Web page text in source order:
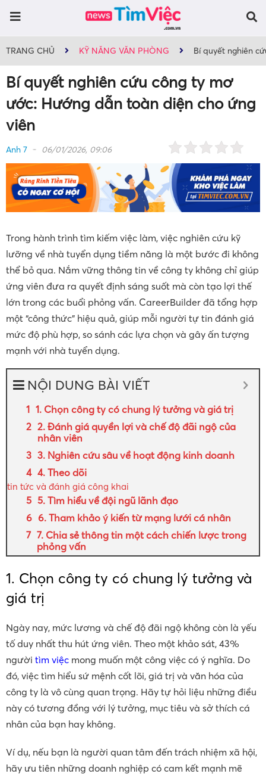
TRANG CHỦ KỸ NĂNG VĂN PHÒNG Bí quyết nghiên
Bí quyết nghiên cứu công ty mơ
ước: Hướng dẫn toàn diện cho ứng
viên
Anh 7 06/01/2026, 09:06
Trong hành trình tìm kiếm việc làm, việc nghiên cứu kỹ
lưỡng về nhà tuyển dụng tiềm năng là một bước đi không
thể bỏ qua. Nắm vững thông tin về công ty không chỉ giúp
ứng viên đưa ra quyết định sáng suốt mà còn tạo lợi thế
lớn trong các buổi phỏng vấn. CareerBuilder đã tổng hợp
một “công thức” hiệu quả, giúp mỗi người tự tin đánh giá
mức độ phù hợp, so sánh các lựa chọn và gây ấn tượng
mạnh với nhà tuyển dụng.
NỘI DUNG BÀI VIẾT
1. Chọn công ty có chung lý tưởng và giá trị
2. Đánh giá quyền lợi và chế độ đãi ngộ của
nhân viên
3. Nghiên cứu sâu về hoạt động kinh doanh
4. Theo dõi
tin tức và đánh giá công khai
5. Tìm hiểu về đội ngũ lãnh đạo
6. Tham khảo ý kiến từ mạng lưới cá nhân
7. Chia sẻ thông tin một cách chiến lược trong
phỏng vấn
1. Chọn công ty có chung lý tưởng và
giá trị
Ngày nay, mức lương và chế độ đãi ngộ không còn là yếu
tố duy nhất thu hút ứng viên. Theo một khảo sát, 43%
người tìm việc mong muốn một công việc có ý nghĩa. Do
đó, việc tìm hiểu sứ mệnh cốt lõi, giá trị và văn hóa của
công ty là vô cùng quan trọng. Hãy tự hỏi liệu những điều
này có tương đồng với lý tưởng, mục tiêu và sở thích cá
nhân của bạn hay không.
Ví dụ, nếu bạn là người quan tâm đến trách nhiệm xã hội,
hãy ưu tiên những doanh nghiệp có cam kết mạnh mẽ